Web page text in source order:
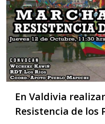
En Valdivia
Resistencia de los